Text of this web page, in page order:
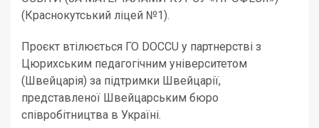
(Краснокутський ліцей №1).
Проєкт втілюється ГО DOCCU у партнерстві з
Цюрихським педагогічним університетом
(Швейцарія) за підтримки Швейцарії,
представленої Швейцарським бюро
співробітництва в Україні.